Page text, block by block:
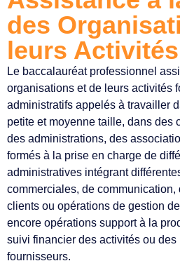
des
leurs Activités
Le baccalauréat professionnel
organisations et de leurs activités
administratifs appelés à travailler
petite et moyenne taille, dans des
des administrations, des
formés à la prise en charge de
administratives intégrant
commerciales, de
clients ou opérations de gestion
encore opérations support à la
suivi financier des activités ou
fournisseurs.